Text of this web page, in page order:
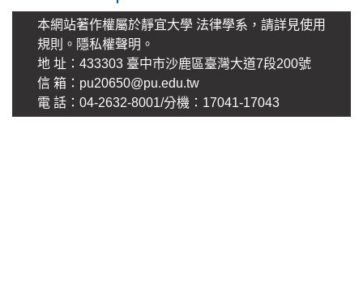
本網站著作權屬於靜宜大學 法律學系，請詳見使用
規則。 隱私權聲明 。
地 址：433303 臺中市沙鹿區臺灣大道7段200號
信 箱：pu20650@pu.edu.tw
電 話：04-2632-8001/分機：17041-17043